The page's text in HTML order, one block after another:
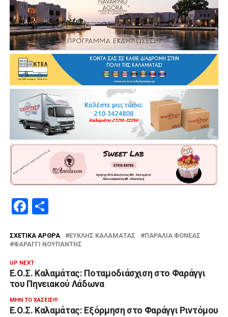
Facebook
Μοιραστείτε
ΣΧΕΤΙΚΆ ΆΡΘΡΑ ΕΥΚΛΗΣ ΚΑΛΑΜΑΤΑΣ
ΠΑΡΑΛΊΑ ΦΟΝΈΑΣ
ΦΑΡΆΓΓΙ ΝΟΎΠΑΝΤΗΣ
UP NEXT
Ε.Ο.Σ. Καλαμάτας: Ποταμοδιάσχιση στο Φαράγγι
του Πηνειακού Λάδωνα
ΜΗΝ ΤΟ ΧΆΣΕΙΣ!!!
Ε.Ο.Σ. Καλαμάτας: Εξόρμηση στο Φαράγγι Ριντόμου